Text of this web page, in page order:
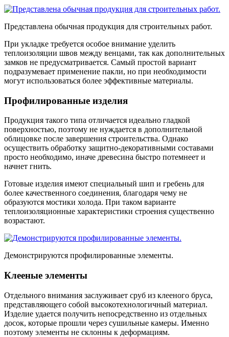
Представлена обычная продукция для строительных работ.
При укладке требуется особое внимание уделить
теплоизоляции швов между венцами, так как дополнительных
замков не предусматривается. Самый простой вариант
подразумевает применение пакли, но при необходимости
могут использоваться более эффективные материалы.
Профилированные изделия
Продукция такого типа отличается идеально гладкой
поверхностью, поэтому не нуждается в дополнительной
облицовке после завершения строительства. Однако
осуществить обработку защитно-декоративными составами
просто необходимо, иначе древесина быстро потемнеет и
начнет гнить.
Готовые изделия имеют специальный шип и гребень для
более качественного соединения, благодаря чему не
образуются мостики холода. При таком варианте
теплоизоляционные характеристики строения существенно
возрастают.
Демонстрируются профилированные элементы.
Клееные элементы
Отдельного внимания заслуживает сруб из клееного бруса,
представляющего собой высокотехнологичный материал.
Изделие удается получить непосредственно из отдельных
досок, которые прошли через сушильные камеры. Именно
поэтому элементы не склонны к деформациям.